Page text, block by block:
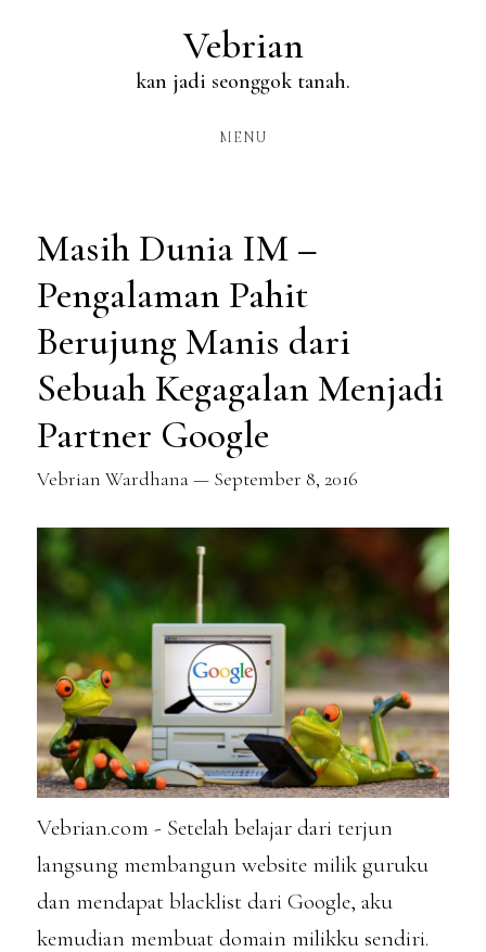
Vebrian
kan jadi seonggok tanah.
MENU
Masih Dunia IM –
Pengalaman Pahit
Berujung Manis dari
Sebuah Kegagalan Menjadi
Partner Google
Vebrian Wardhana— September 8, 2016
Vebrian.com - Setelah belajar dari terjun
langsung membangun website milik guruku
dan mendapat blacklist dari Google, aku
kemudian membuat domain milikku sendiri.